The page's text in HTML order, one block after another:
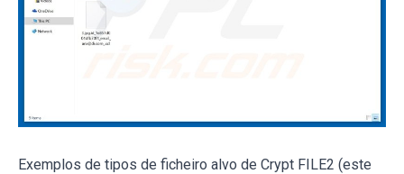
Exemplos de tipos de ficheiro alvo de Crypt FILE2 (este